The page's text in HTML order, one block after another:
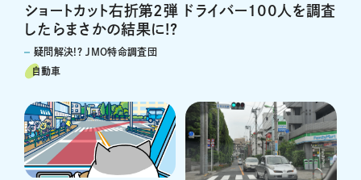
ショートカット右折第2弾 ドライバー100人を調査
したらまさかの結果に!?
疑問解決!? JMO特命調査団
自動車